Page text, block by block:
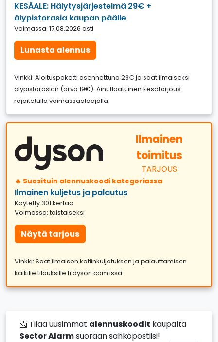
KESÄALE: Hälytysjärjestelmä 29€ +
älypistorasia kaupan päälle
Voimassa: 17.08.2026 asti
Lunasta alennus
Vinkki: Aloituspaketti asennettuna 29€ ja saat ilmaiseksi
älypistorasian (arvo 19€). Ainutlaatuinen kesätarjous
rajoitetulla voimassaoloajalla.
Ilmainen
toimitus
TARJOUS
🔥 Suosituin alennuskoodi kategoriassa
Ilmainen kuljetus ja palautus
Käytetty 301 kertaa
Voimassa: toistaiseksi
Näytä tarjous
Vinkki: Saat ilmaisen kotiinkuljetuksen ja palauttamisen
kaikille tilauksille fi.dyson.com:issa.
📩 Tilaa uusimmat alennuskoodit kaupalta
Sector Alarmsuoraan sähköpostiisi!